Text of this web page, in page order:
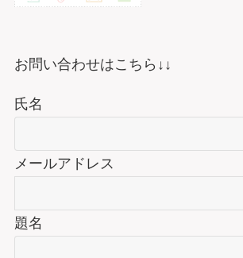
お問い合わせはこちら↓↓
氏名
メールアドレス
題名